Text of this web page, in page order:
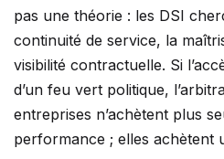
pas une théorie : les DSI
continuité de service, la
visibilité contractuelle. Si
d’un feu vert politique,
entreprises n’achètent plus
performance ; elles achètent